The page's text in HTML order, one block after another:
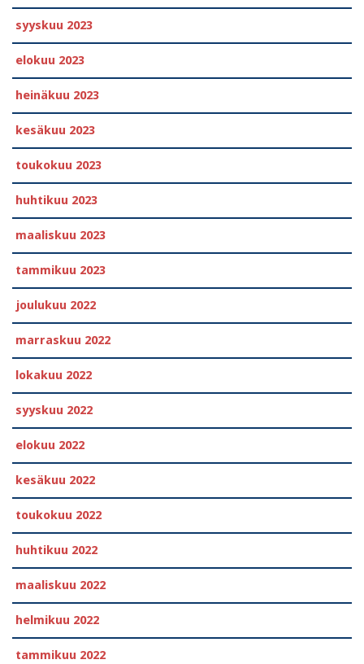
syyskuu 2023
elokuu 2023
heinäkuu 2023
kesäkuu 2023
toukokuu 2023
huhtikuu 2023
maaliskuu 2023
tammikuu 2023
joulukuu 2022
marraskuu 2022
lokakuu 2022
syyskuu 2022
elokuu 2022
kesäkuu 2022
toukokuu 2022
huhtikuu 2022
maaliskuu 2022
helmikuu 2022
tammikuu 2022